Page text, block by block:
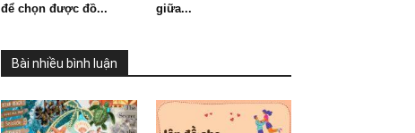
để chọn được đồ...
giữa...
Bài nhiều bình luận